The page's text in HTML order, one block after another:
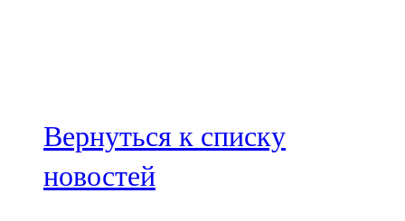
100,3 FM
Зәй
106,6 FM
Вернуться к списку
новостей